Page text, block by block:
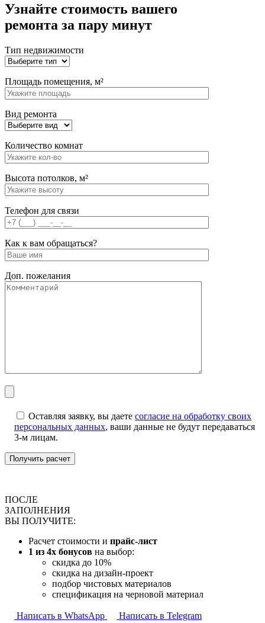
Узнайте стоимость вашего
ремонта за пару минут
Тип недвижимости
Площадь помещения, м²
Вид ремонта
Количество комнат
Высота потолков, м²
Телефон для связи
Как к вам обращаться?
Доп. пожелания
Оставляя заявку, вы даете согласие на обработку своих
персональных данных, ваши данные не будут передаваться
3-м лицам.
ПОСЛЕ
ЗАПОЛНЕНИЯ
ВЫ ПОЛУЧИТЕ:
Расчет стоимости и прайс-лист
1 из 4х бонусов на выбор:
скидка до 10%
скидка на дизайн-проект
подбор чистовых материалов
спецификация на черновой материал
Написать в WhatsApp Написать в Telegram